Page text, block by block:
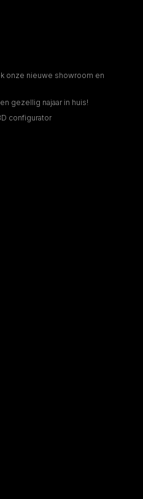
onze nieuwe showroom en
gezellig najaar in huis!
configurator